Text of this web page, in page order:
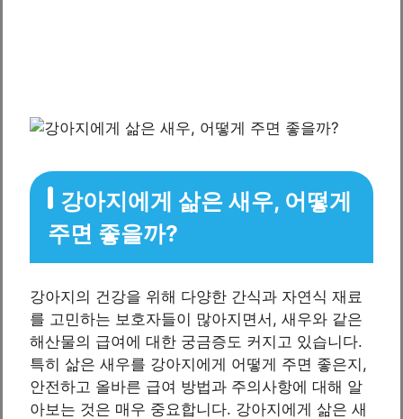
강아지에게 삶은 새우, 어떻게
주면 좋을까?
강아지의 건강을 위해 다양한 간식과 자연식 재료
를 고민하는 보호자들이 많아지면서, 새우와 같은
해산물의 급여에 대한 궁금증도 커지고 있습니다.
특히 삶은 새우를 강아지에게 어떻게 주면 좋은지,
안전하고 올바른 급여 방법과 주의사항에 대해 알
아보는 것은 매우 중요합니다. 강아지에게 삶은 새